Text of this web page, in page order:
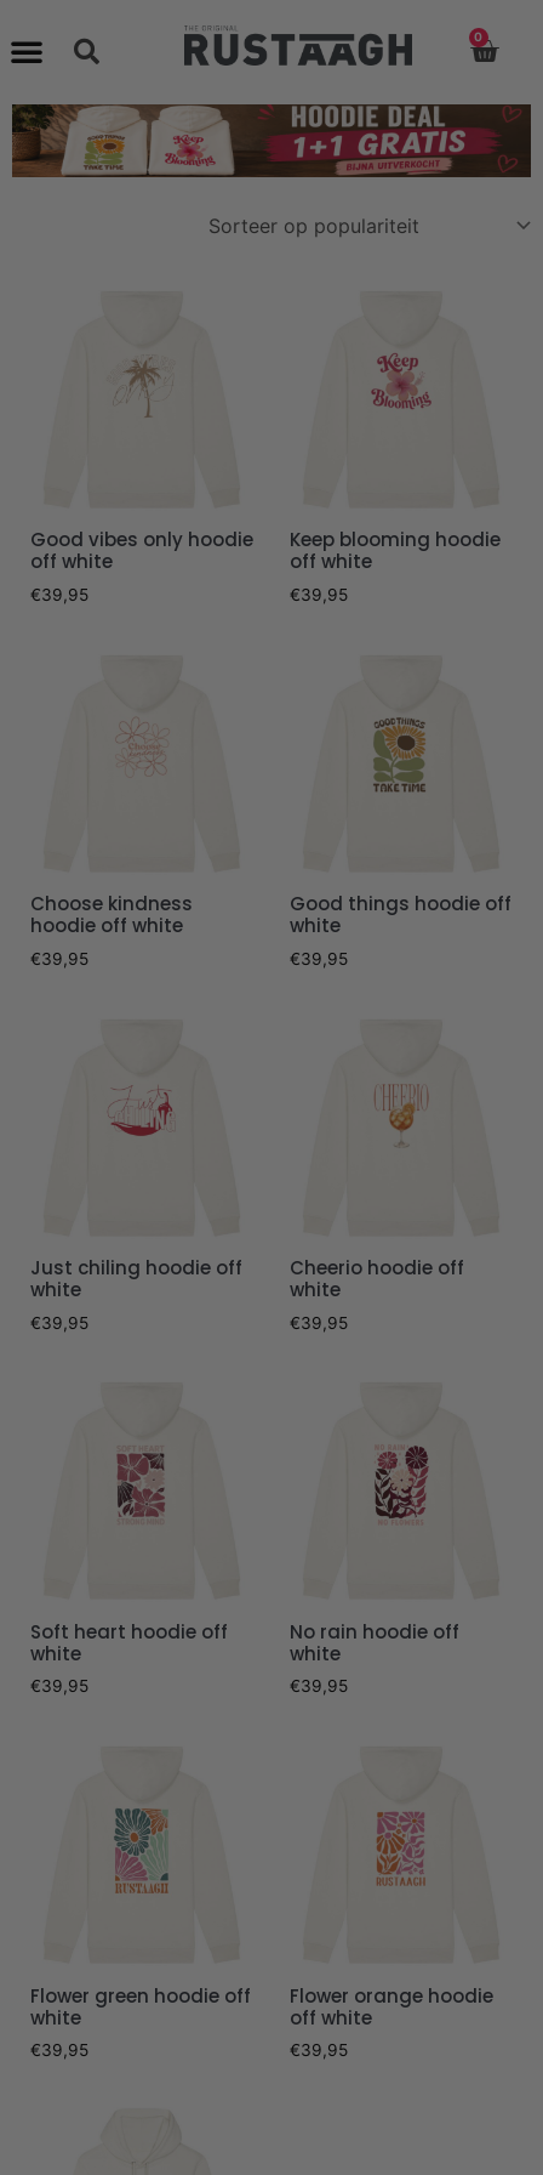
0
Good vibes only hoodie
off white
€39,95
Keep blooming hoodie
off white
€39,95
Choose kindness
hoodie off white
€39,95
Good things hoodie off
white
€39,95
Just chiling hoodie off
white
€39,95
Cheerio hoodie off
white
€39,95
Soft heart hoodie off
white
€39,95
No rain hoodie off
white
€39,95
Flower green hoodie off
white
€39,95
Flower orange hoodie
off white
€39,95